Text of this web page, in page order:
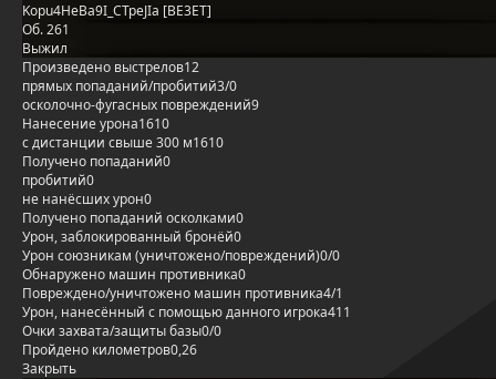
Kopu4HeBa9I_CTpeJIa [BE3ET]
Об. 261
Выжил
Произведено выстрелов12
прямых попаданий/пробитий3/0
осколочно-фугасных повреждений9
Нанесение урона1610
с дистанции свыше 300 м1610
Получено попаданий0
пробитий0
не нанёсших урон0
Получено попаданий осколками0
Урон, заблокированный бронёй0
Урон союзникам (уничтожено/повреждений)0/0
Обнаружено машин противника0
Повреждено/уничтожено машин противника4/1
Урон, нанесённый с помощью данного игрока411
Очки захвата/защиты базы0/0
Пройдено километров0,26
Закрыть